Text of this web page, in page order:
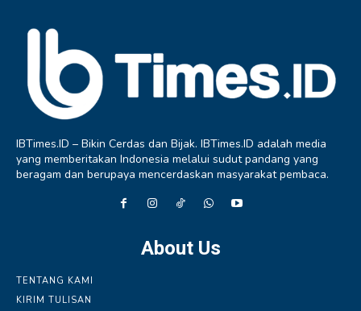
IBTimes.ID – Bikin Cerdas dan Bijak. IBTimes.ID adalah media
yang memberitakan Indonesia melalui sudut pandang yang
beragam dan berupaya mencerdaskan masyarakat pembaca.
About Us
TENTANG KAMI
KIRIM TULISAN